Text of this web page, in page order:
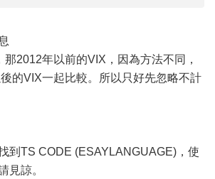
2012年以前的VIX，因為方法不同，
的VIX一起比較。所以只好先忽略不計
到TS CODE (ESAYLANGUAGE)，使
見諒。